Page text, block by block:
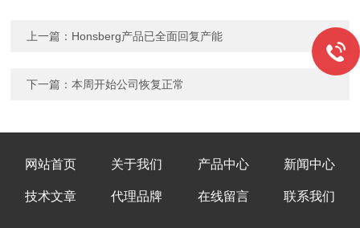
上一篇： Honsberg产品已全面回复产能
下一篇：本周开始公司恢复正常
网站首页 关于我们 产品中心 新闻中心
技术文章 代理品牌 在线留言 联系我们